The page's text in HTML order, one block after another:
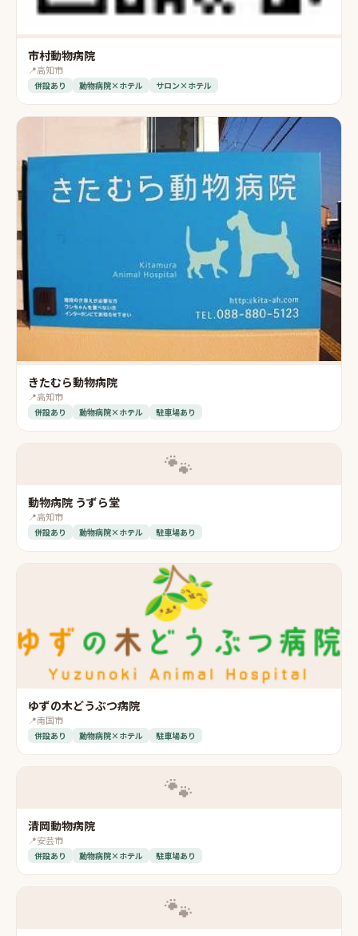
市村動物病院
📍高知市
併設あり 動物病院×ホテル サロン×ホテル
きたむら動物病院
📍高知市
併設あり 動物病院×ホテル 駐車場あり
🐾
動物病院 うずら堂
📍高知市
併設あり 動物病院×ホテル 駐車場あり
ゆずの木どうぶつ病院
📍南国市
併設あり 動物病院×ホテル 駐車場あり
🐾
清岡動物病院
📍安芸市
併設あり 動物病院×ホテル 駐車場あり
🐾